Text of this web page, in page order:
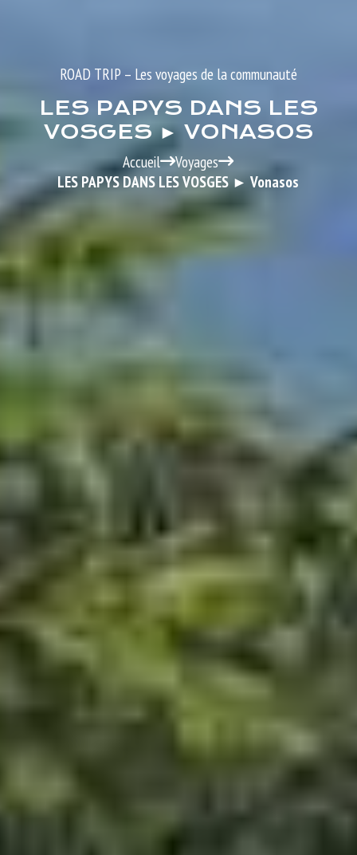
ROAD TRIP – Les voyages de la communauté
LES PAPYS DANS LES
VOSGES ► VONASOS
Accueil
Voyages
LES PAPYS DANS LES VOSGES ► Vonasos